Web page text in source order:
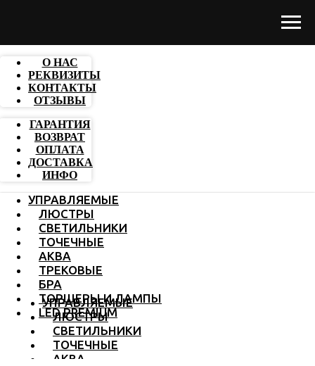
О НАС
РЕКВИЗИТЫ
КОНТАКТЫ
ОТЗЫВЫ
ГАРАНТИЯ
ВОЗВРАТ
ОПЛАТА
ДОСТАВКА
ИНФО
УПРАВЛЯЕМЫЕ
ЛЮСТРЫ
СВЕТИЛЬНИКИ
ТОЧЕЧНЫЕ
АКВА
ТРЕКОВЫЕ
БРА
ТОРШЕРЫ И ЛАМПЫ
LED PREMIUM
УПРАВЛЯЕМЫЕ
ЛЮСТРЫ
СВЕТИЛЬНИКИ
ТОЧЕЧНЫЕ
АКВА